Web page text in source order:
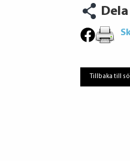
Dela
Tillbaka till